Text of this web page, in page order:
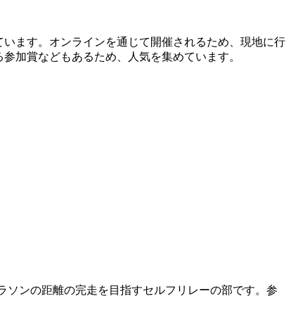
ます。オンラインを通じて開催されるため、現地に行
加賞などもあるため、人気を集めています。
ンの距離の完走を目指すセルフリレーの部です。参